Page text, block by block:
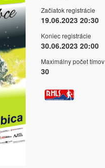
Začiatok registrácie
19.06.2023 20:30
Koniec registrácie
30.06.2023 20:00
Maximálny počet tímov
30